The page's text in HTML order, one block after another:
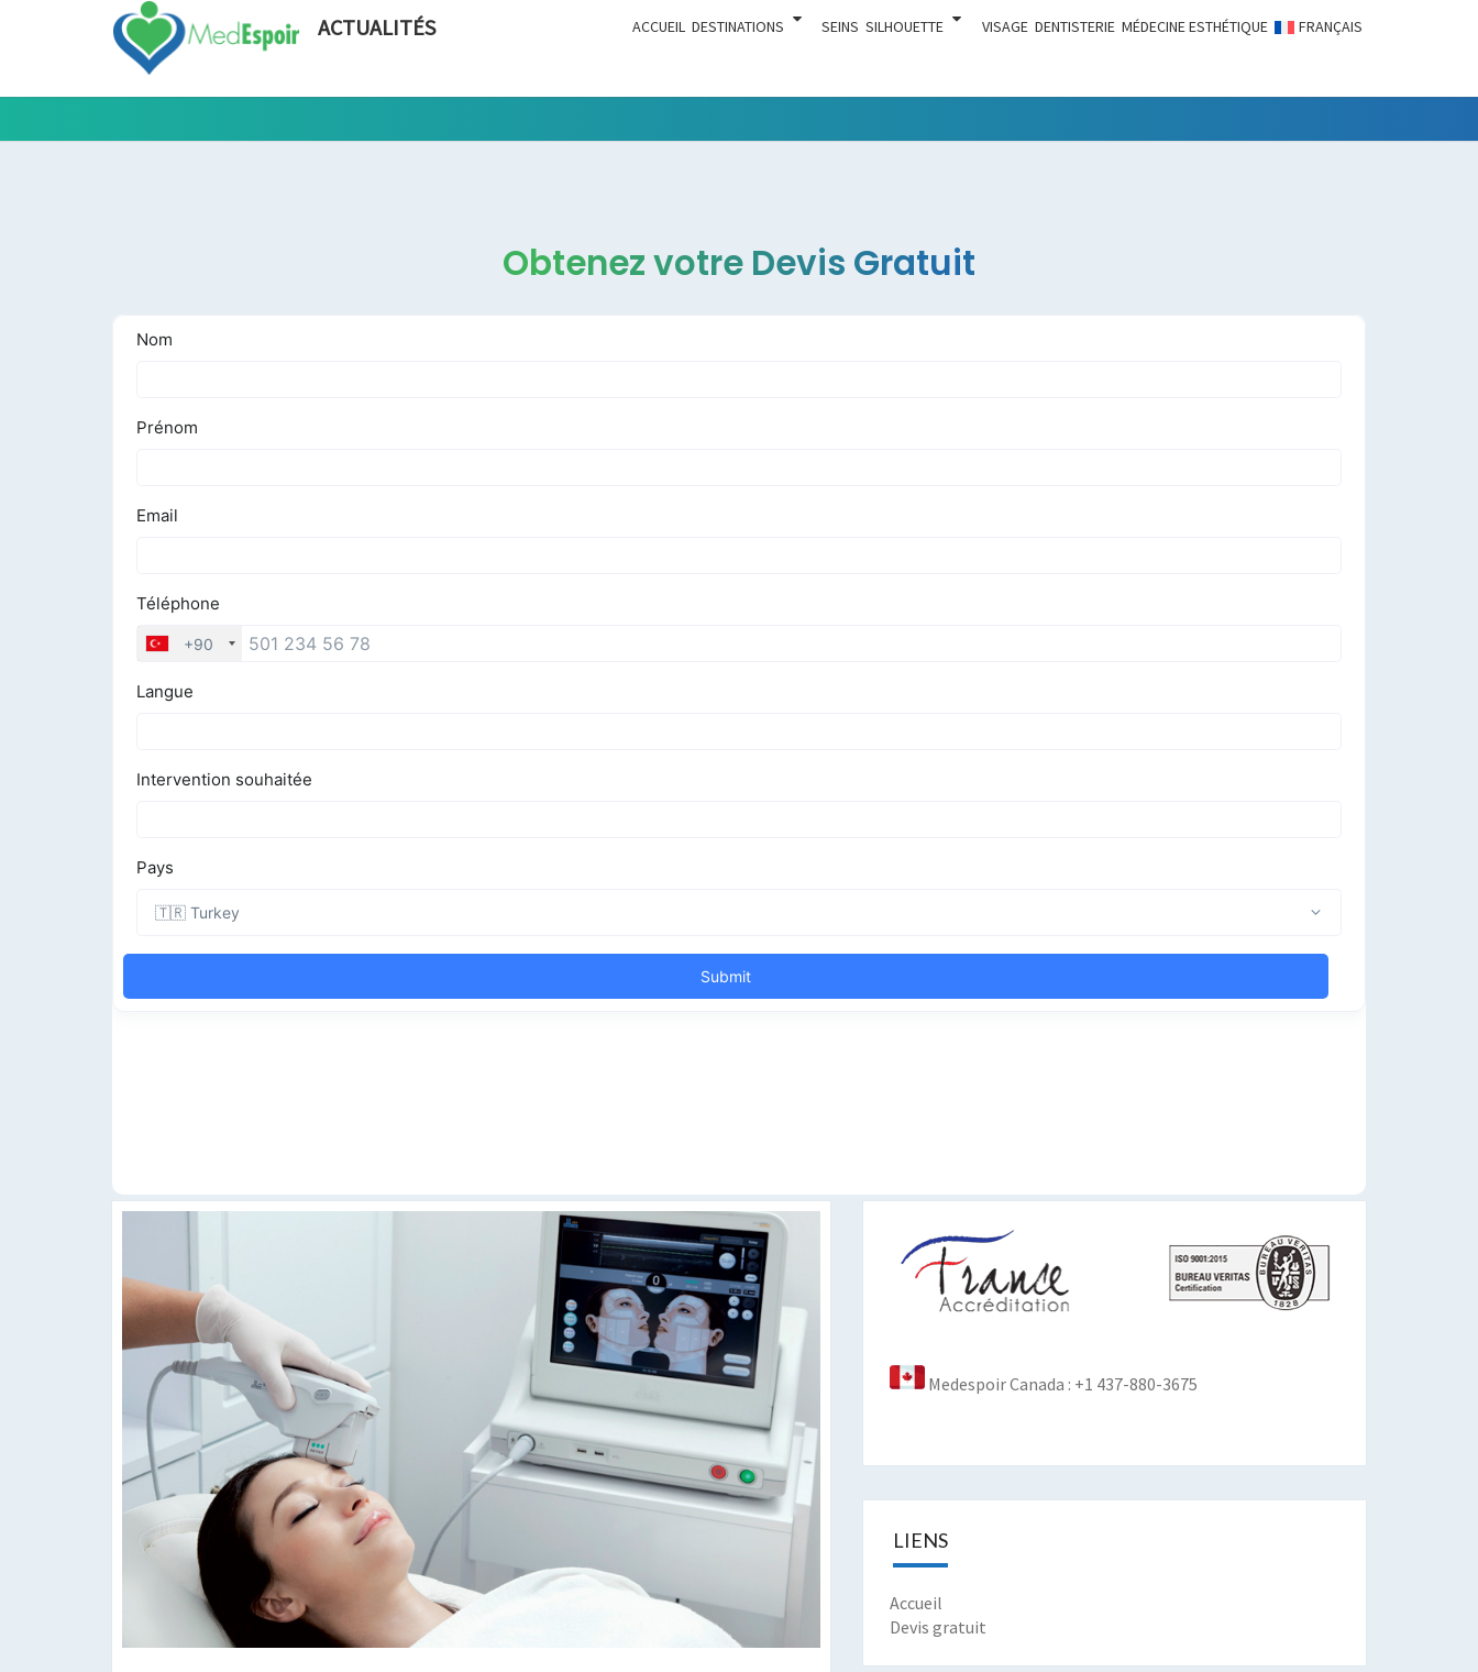
ACTUALITÉS ACCUEIL DESTINATIONS SEINS SILHOUETTE VISAGE DENTISTERIE MÉDECINE ESTHÉTIQUE FRANÇAIS
Tout Ce
Chirurgie
Esthétique
Obtenez votre Devis Gratuit
Medespoir Canada : +1 437-880-3675
LIENS
Accueil
Devis gratuit